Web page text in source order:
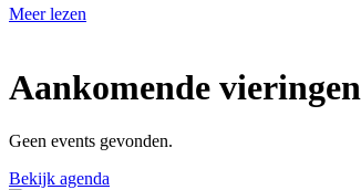
Meer lezen
Aankomende vieringen
Geen events gevonden.
Bekijk agenda